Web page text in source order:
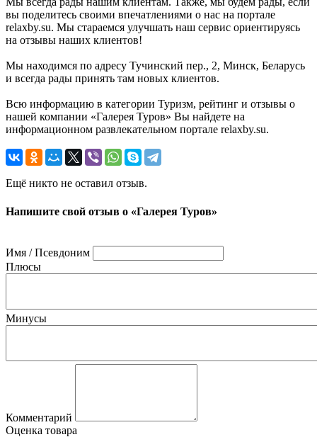
вы поделитесь своими впечатлениями о нас на портале
relaxby.su. Мы стараемся улучшать наш сервис ориентируясь
на отзывы наших клиентов!
Мы находимся по адресу Тучинский пер., 2, Минск, Беларусь
и всегда рады принять там новых клиентов.
Всю информацию в категории Туризм, рейтинг и отзывы о
нашей компании «Галерея Туров» Вы найдете на
информационном развлекательном портале relaxby.su.
Ещё никто не оставил отзыв.
Напишите свой отзыв о «Галерея Туров»
Имя / Псевдоним
Плюсы
Минусы
Комментарий
Оценка товара